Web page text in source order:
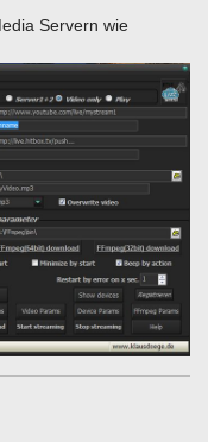
Servern wie